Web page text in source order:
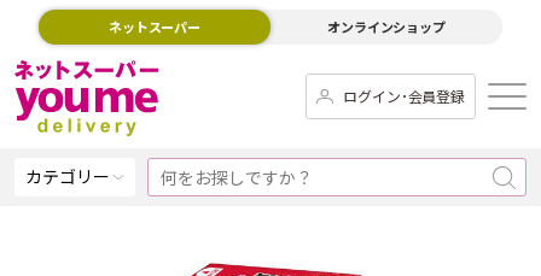
ネットスーパー オンラインショップ
ログイン･会員登録
カテゴリー